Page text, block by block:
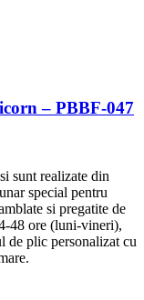
– PBBF-047
sunt realizate din
special pentru
si pregatite de
48 ore (luni-vineri),
de plic personalizat cu